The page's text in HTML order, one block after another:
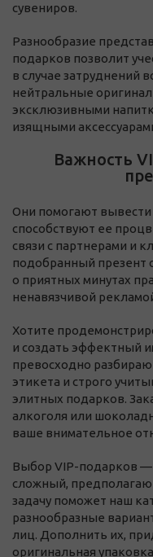
сувениров.
Разнообразие
подарков позволит
в случае затруднений
нейтральные
эксклюзивными
изящными
Важность
Они помогают
способствуют ее
связи с партнерами и
подобранный презент
о приятных минутах
ненавязчивой
Хотите
и создать эффектный
превосходно
этикета и строго
элитных подарков.
алкоголя или
ваше внимательное
Выбор VIP-подарков —
сложный,
задачу поможет наш
разнообразные
лиц. Дополнить их,
оригинальная